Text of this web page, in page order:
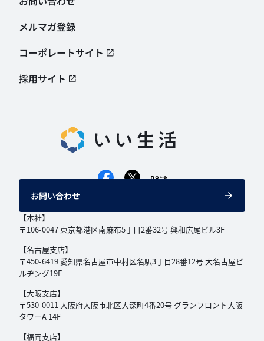
【本社】
〒106-0047 東京都港区南麻布5丁目2番32号興和広尾ビル3F
【名古屋支店】
〒450-6419 愛知県名古屋市中村区名駅3丁目28番12号 大名古屋ビ
ルヂング19F
【大阪支店】
〒530-0011 大阪府大阪市北区大深町4番20号 グランフロント大阪
タワーA 14F
【福岡支店】
お問い合わせ
メルマガ登録
コーポレートサイト
採用サイト